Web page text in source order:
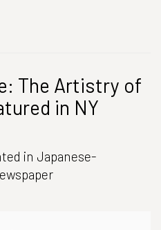
The Artistry of
in NY
in Japanese-